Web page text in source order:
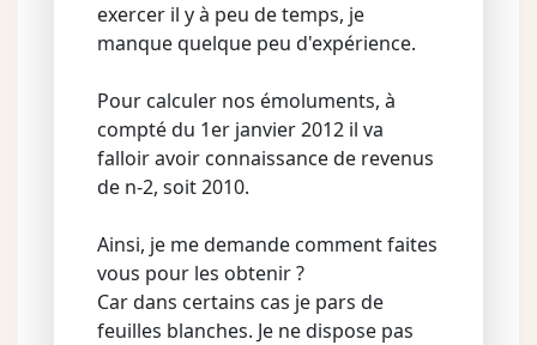
exercer il y à peu de temps, je
manque quelque peu d'expérience.
Pour calculer nos émoluments, à
compté du 1er janvier 2012 il va
falloir avoir connaissance de revenus
de n-2, soit 2010.
Ainsi, je me demande comment faites
vous pour les obtenir ?
Car dans certains cas je pars de
feuilles blanches. Je ne dispose pas